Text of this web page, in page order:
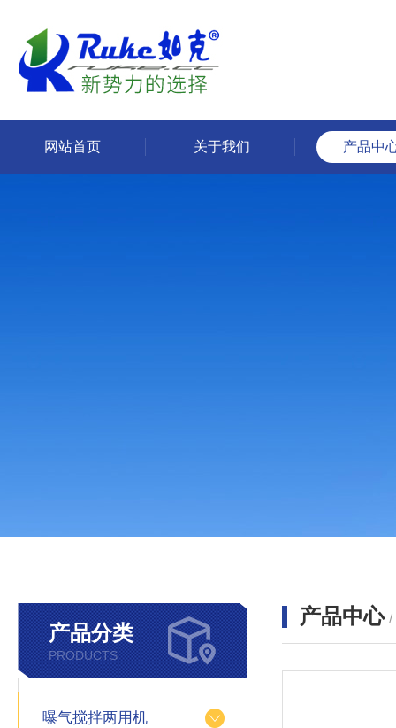
网站首页 关于我们 产品中
产品分类
PRODUCTS
曝气搅拌两用机
产品中心 /